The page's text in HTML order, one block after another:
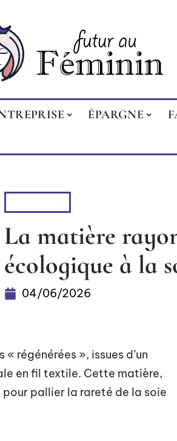
ÉPARGNE
La matière
écologique à la
04/06/2026
régénérées », issues d’un
en fil textile. Cette matière,
pour pallier la rareté de la soie